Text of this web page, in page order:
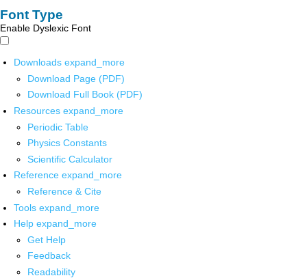
Font Type
Enable Dyslexic Font
Downloads expand_more
Download Page (PDF)
Download Full Book (PDF)
Resources expand_more
Periodic Table
Physics Constants
Scientific Calculator
Reference expand_more
Reference & Cite
Tools expand_more
Help expand_more
Get Help
Feedback
Readability